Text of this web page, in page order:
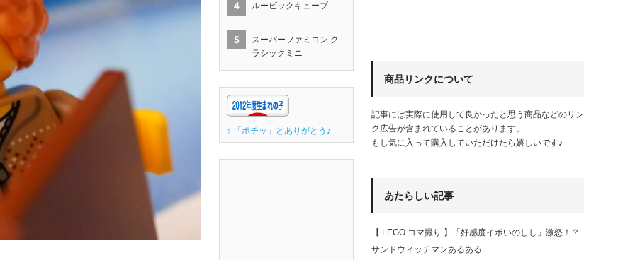
ルービックキューブ
スーパーファミコン ク
ラシックミニ
↑ 「ポチッ」とありがとう♪
商品リンクについて
記事には実際に使用して良かったと思う商品などのリン
ク広告が含まれていることがあります。
もし気に入って購入していただけたら嬉しいです♪
あたらしい記事
【 LEGO コマ撮り 】「好感度イボいのしし」激怒！？
サンドウィッチマンあるある